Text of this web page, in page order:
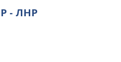
- ЛНР